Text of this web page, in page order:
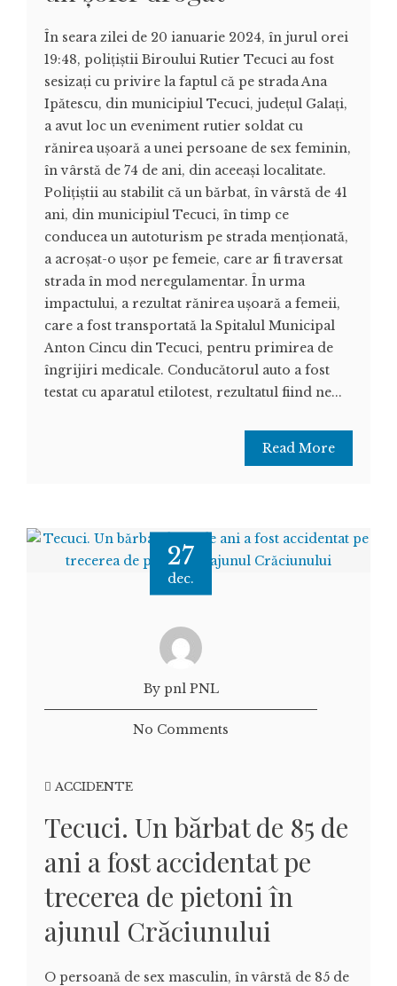
În seara zilei de 20 ianuarie 2024, în jurul orei
19:48, polițiștii Biroului Rutier Tecuci au fost
sesizați cu privire la faptul că pe strada Ana
Ipătescu, din municipiul Tecuci, județul Galați,
a avut loc un eveniment rutier soldat cu
rănirea ușoară a unei persoane de sex feminin,
în vârstă de 74 de ani, din aceeași localitate.
Polițiștii au stabilit că un bărbat, în vârstă de 41
ani, din municipiul Tecuci, în timp ce
conducea un autoturism pe strada menționată,
a acroșat-o ușor pe femeie, care ar fi traversat
strada în mod neregulamentar. În urma
impactului, a rezultat rănirea ușoară a femeii,
care a fost transportată la Spitalul Municipal
Anton Cincu din Tecuci, pentru primirea de
îngrijiri medicale. Conducătorul auto a fost
testat cu aparatul etilotest, rezultatul fiind ne...
Read More
27
dec.
By pnl PNL
No Comments
ACCIDENTE
Tecuci. Un bărbat de 85 de
ani a fost accidentat pe
trecerea de pietoni în
ajunul Crăciunului
O persoană de sex masculin, în vârstă de 85 de